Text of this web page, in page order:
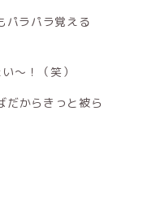
パラパラ覚える
〜！（笑）
だからきっと被ら